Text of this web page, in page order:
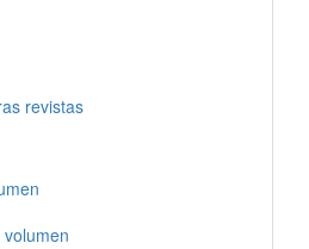
revistas